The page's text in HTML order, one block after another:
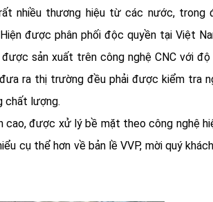
nhiều thương hiệu từ các nước, trong
được phân phối độc quyền tại Việt
sản xuất trên công nghệ CNC với độ
ra thị trường đều phải được kiểm tra
chất lượng.
cao, được xử lý bề mặt theo công nghệ
cụ thể hơn về bản lề VVP, mời quý